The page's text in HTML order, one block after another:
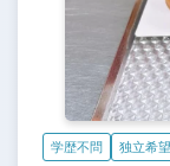
学歴不問 独立希